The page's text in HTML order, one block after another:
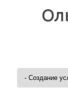
Перейти к